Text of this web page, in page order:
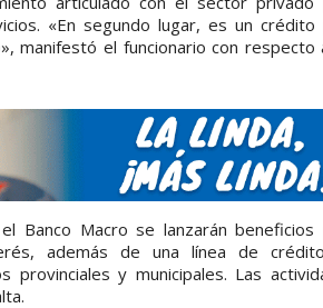
«En segundo lugar, es un crédito
manifestó el funcionario con respecto
Banco Macro se lanzarán beneficios
además de una línea de
y municipales. Las